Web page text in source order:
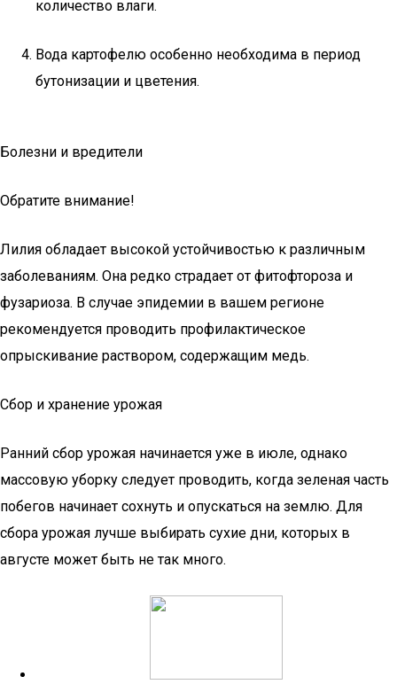
количество влаги.
Вода картофелю особенно необходима в период
бутонизации и цветения.
Болезни и вредители
Обратите внимание!
Лилия обладает высокой устойчивостью к различным
заболеваниям. Она редко страдает от фитофтороза и
фузариоза. В случае эпидемии в вашем регионе
рекомендуется проводить профилактическое
опрыскивание раствором, содержащим медь.
Сбор и хранение урожая
Ранний сбор урожая начинается уже в июле, однако
массовую уборку следует проводить, когда зеленая часть
побегов начинает сохнуть и опускаться на землю. Для
сбора урожая лучше выбирать сухие дни, которых в
августе может быть не так много.